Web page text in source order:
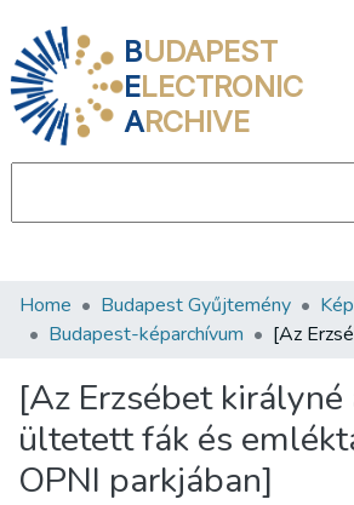
BUDAPEST
ELECTRONIC
ARCHIVE
Communities & Collections
Statistics
About us
Home Budapest Gyűjtemény
Budapest-képarchívum
[Az Erzsébet
ültetett fák és
OPNI parkjában]